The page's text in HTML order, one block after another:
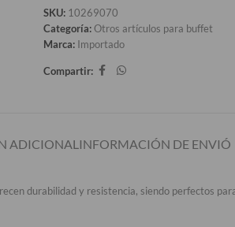
SKU: 10269070
Categoría:Otros artículos para buffet
Marca: Importado
Compartir:
ADICIONAL INFORMACIÓN DE ENVIÓ
durabilidad y resistencia, siendo perfectos